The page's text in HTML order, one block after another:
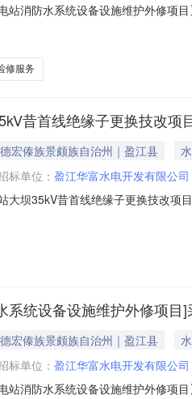
站消防水系统设备设施维护外修项
修服务
昔首线绝缘子更换技改项
宏傣族景颇族自治州｜盈江县
标单位： 盈江华富水电开发有限公司
大坝35kV昔首线绝缘子更换技改
系统设备设施维护外修项目
宏傣族景颇族自治州｜盈江县
标单位： 盈江华富水电开发有限公司
站消防水系统设备设施维护外修项